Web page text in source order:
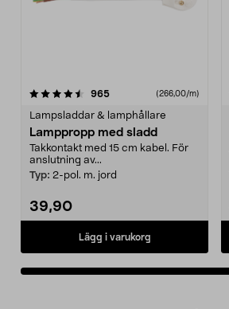
965recensioner(266,00/m)
Lampsladdar & lamphållare
Lamppropp med sladd
Takkontakt med 15 cm kabel. För
anslutning av...
Typ: 2-pol. m. jord
39,90
Lägg i varukorg
4.5av 5 stjärnor